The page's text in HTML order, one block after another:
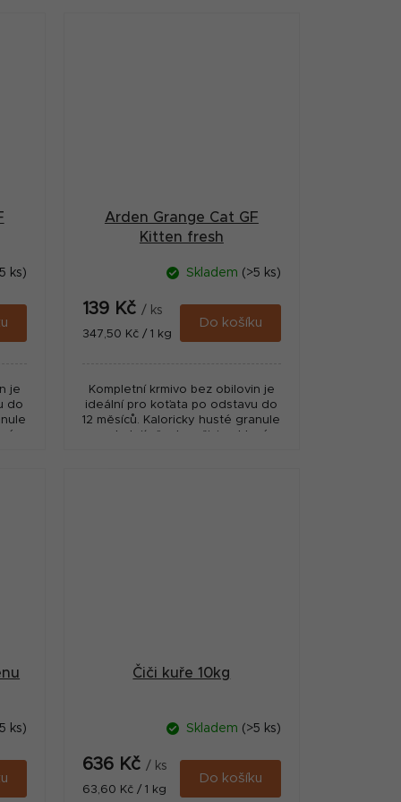
ks)
je
do
Arden Grange Cat GF
Kitten fresh
Skladem (>5 ks)
139 Kč / ks
Měrná
347,50 Kč / 1 kg
Do košíku
Kompletní krmivo bez obilovin je
ideální pro koťata po odstavu do
12 měsíců. Kaloricky husté granule
poskytují všechny živiny, které
ks)
Čiči kuře 10kg
Skladem (>5 ks)
636 Kč / ks
Měrná
63,60 Kč / 1 kg
Do košíku